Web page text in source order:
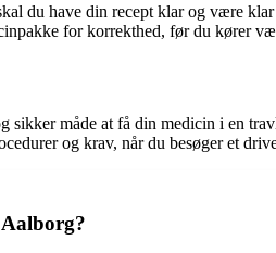
du have din recept klar og være
for korrekthed, før du kører
sikker måde at få din medicin i en
og krav, når du besøger et